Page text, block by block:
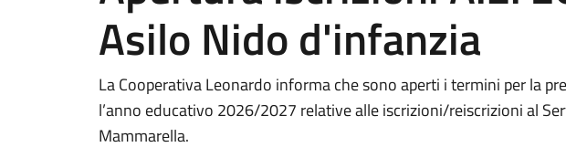
Asilo Nido d'infanzia
La Cooperativa Leonardo informa che sono aperti i termini per la
l’anno educativo 2026/2027 relative alle iscrizioni/reiscrizioni al
Mammarella.